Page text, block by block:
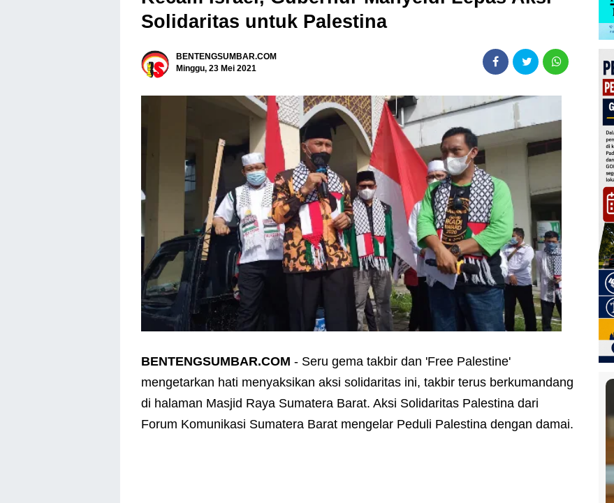
Solidaritas untuk Palestina
BENTENGSUMBAR.COM
Minggu, 23 Mei 2021
BENTENGSUMBAR.COM - Seru gema takbir dan 'Free Palestine'
mengetarkan hati menyaksikan aksi solidaritas ini, takbir terus berkumandang
di halaman Masjid Raya Sumatera Barat. Aksi Solidaritas Palestina dari
Forum Komunikasi Sumatera Barat mengelar Peduli Palestina dengan damai.